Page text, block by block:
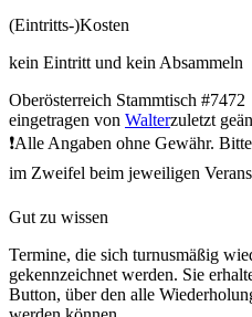
(Eintritts-)Kosten
kein Eintritt und kein Absammeln
Oberösterreich Stammtisch #7472
eingetragen von Walterzuletzt
❗Alle Angaben ohne Gewähr.
im Zweifel beim jeweiligen
Gut zu wissen
Termine, die sich turnusmäßig
gekennzeichnet werden. Sie
Button, über den alle